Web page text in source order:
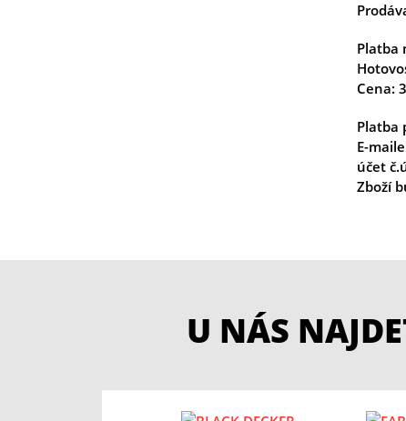
Platba
Cena:
Platba
E-
účet
Zboží
U NÁS